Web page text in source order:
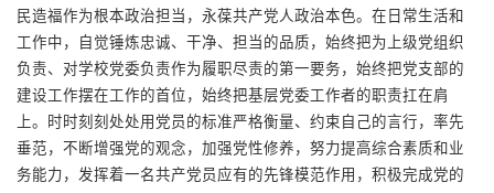
民造福作为根本政治担当，永葆共产党人政治本色。在日常生活和
工作中，自觉锤炼忠诚、干净、担当的品质，始终把为上级党组织
负责、对学校党委负责作为履职尽责的第一要务，始终把党支部的
建设工作摆在工作的首位，始终把基层党委工作者的职责扛在肩
上。时时刻刻处处用党员的标准严格衡量、约束自己的言行，率先
垂范，不断增强党的观念，加强党性修养，努力提高综合素质和业
务能力，发挥着一名共产党员应有的先锋模范作用，积极完成党的